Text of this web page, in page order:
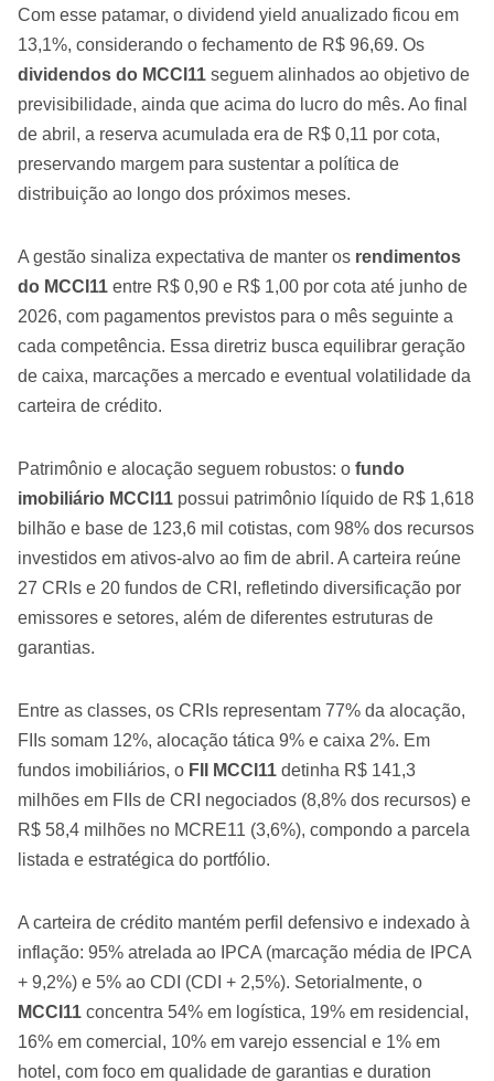
Com esse patamar, o dividend yield anualizado ficou em
13,1%, considerando o fechamento de R$ 96,69. Os
dividendos do MCCI11 seguem alinhados ao objetivo de
previsibilidade, ainda que acima do lucro do mês. Ao final
de abril, a reserva acumulada era de R$ 0,11 por cota,
preservando margem para sustentar a política de
distribuição ao longo dos próximos meses.
A gestão sinaliza expectativa de manter os rendimentos
do MCCI11 entre R$ 0,90 e R$ 1,00 por cota até junho de
2026, com pagamentos previstos para o mês seguinte a
cada competência. Essa diretriz busca equilibrar geração
de caixa, marcações a mercado e eventual volatilidade da
carteira de crédito.
Patrimônio e alocação seguem robustos: o fundo
imobiliário MCCI11 possui patrimônio líquido de R$ 1,618
bilhão e base de 123,6 mil cotistas, com 98% dos recursos
investidos em ativos-alvo ao fim de abril. A carteira reúne
27 CRIs e 20 fundos de CRI, refletindo diversificação por
emissores e setores, além de diferentes estruturas de
garantias.
Entre as classes, os CRIs representam 77% da alocação,
FIIs somam 12%, alocação tática 9% e caixa 2%. Em
fundos imobiliários, o FII MCCI11 detinha R$ 141,3
milhões em FIIs de CRI negociados (8,8% dos recursos) e
R$ 58,4 milhões no MCRE11 (3,6%), compondo a parcela
listada e estratégica do portfólio.
A carteira de crédito mantém perfil defensivo e indexado à
inflação: 95% atrelada ao IPCA (marcação média de IPCA
+ 9,2%) e 5% ao CDI (CDI + 2,5%). Setorialmente, o
MCCI11 concentra 54% em logística, 19% em residencial,
16% em comercial, 10% em varejo essencial e 1% em
hotel, com foco em qualidade de garantias e duration